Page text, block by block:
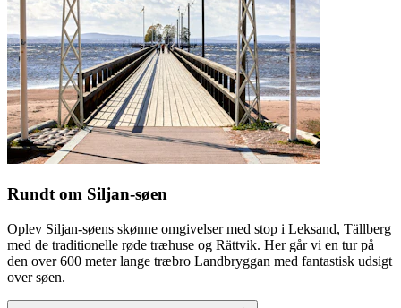
Rundt om Siljan-søen
Oplev Siljan-søens skønne omgivelser med stop i Leksand, Tällberg
med de traditionelle røde træhuse og Rättvik. Her går vi en tur på
den over 600 meter lange træbro Landbryggan med fantastisk udsigt
over søen.